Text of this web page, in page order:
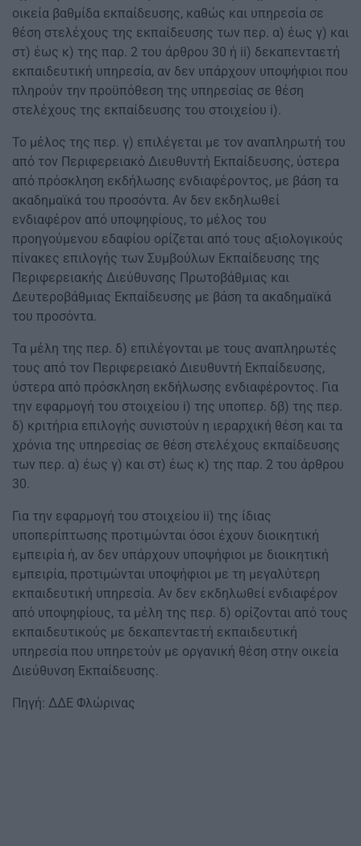
οικεία βαθμίδα εκπαίδευσης, καθώς και υπηρεσία σε
θέση στελέχους της εκπαίδευσης των περ. α) έως γ) και
στ) έως κ) της παρ. 2 του άρθρου 30 ή ii) δεκαπενταετή
εκπαιδευτική υπηρεσία, αν δεν υπάρχουν υποψήφιοι που
πληρούν την προϋπόθεση της υπηρεσίας σε θέση
στελέχους της εκπαίδευσης του στοιχείου i).
Το μέλος της περ. γ) επιλέγεται με τον αναπληρωτή του
από τον Περιφερειακό Διευθυντή Εκπαίδευσης, ύστερα
από πρόσκληση εκδήλωσης ενδιαφέροντος, με βάση τα
ακαδημαϊκά του προσόντα. Αν δεν εκδηλωθεί
ενδιαφέρον από υποψηφίους, το μέλος του
προηγούμενου εδαφίου ορίζεται από τους αξιολογικούς
πίνακες επιλογής των Συμβούλων Εκπαίδευσης της
Περιφερειακής Διεύθυνσης Πρωτοβάθμιας και
Δευτεροβάθμιας Εκπαίδευσης με βάση τα ακαδημαϊκά
του προσόντα.
Τα μέλη της περ. δ) επιλέγονται με τους αναπληρωτές
τους από τον Περιφερειακό Διευθυντή Εκπαίδευσης,
ύστερα από πρόσκληση εκδήλωσης ενδιαφέροντος. Για
την εφαρμογή του στοιχείου i) της υποπερ. δβ) της περ.
δ) κριτήρια επιλογής συνιστούν η ιεραρχική θέση και τα
χρόνια της υπηρεσίας σε θέση στελέχους εκπαίδευσης
των περ. α) έως γ) και στ) έως κ) της παρ. 2 του άρθρου
30.
Για την εφαρμογή του στοιχείου ii) της ίδιας
υποπερίπτωσης προτιμώνται όσοι έχουν διοικητική
εμπειρία ή, αν δεν υπάρχουν υποψήφιοι με διοικητική
εμπειρία, προτιμώνται υποψήφιοι με τη μεγαλύτερη
εκπαιδευτική υπηρεσία. Αν δεν εκδηλωθεί ενδιαφέρον
από υποψηφίους, τα μέλη της περ. δ) ορίζονται από τους
εκπαιδευτικούς με δεκαπενταετή εκπαιδευτική
υπηρεσία που υπηρετούν με οργανική θέση στην οικεία
Διεύθυνση Εκπαίδευσης.
Πηγή: ΔΔΕ Φλώρινας